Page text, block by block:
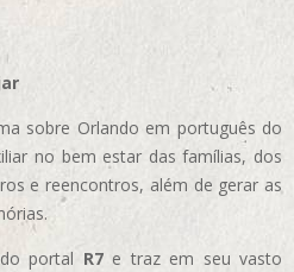
sobre Orlando em português do
no bem estar das famílias, dos
e reencontros, além de gerar as
portal R7e traz em seu vasto